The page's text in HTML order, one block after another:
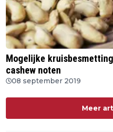
Mogelijke
cashew noten
08 september 2019
Meer